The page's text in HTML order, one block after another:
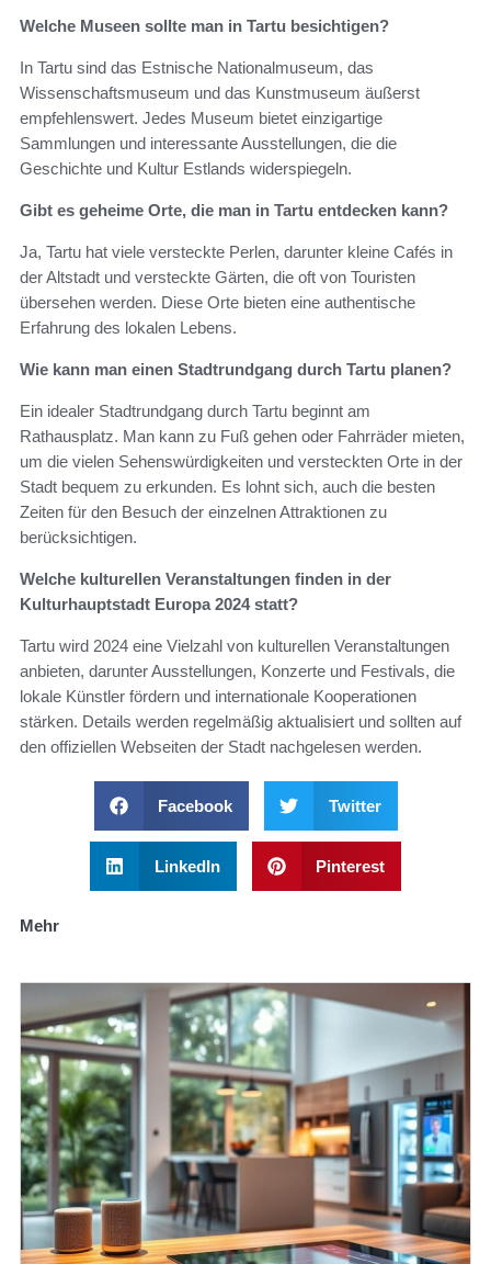
Welche Museen sollte man in Tartu besichtigen?
In Tartu sind das Estnische Nationalmuseum, das
Wissenschaftsmuseum und das Kunstmuseum äußerst
empfehlenswert. Jedes Museum bietet einzigartige
Sammlungen und interessante Ausstellungen, die die
Geschichte und Kultur Estlands widerspiegeln.
Gibt es geheime Orte, die man in Tartu entdecken kann?
Ja, Tartu hat viele versteckte Perlen, darunter kleine Cafés in
der Altstadt und versteckte Gärten, die oft von Touristen
übersehen werden. Diese Orte bieten eine authentische
Erfahrung des lokalen Lebens.
Wie kann man einen Stadtrundgang durch Tartu planen?
Ein idealer Stadtrundgang durch Tartu beginnt am
Rathausplatz. Man kann zu Fuß gehen oder Fahrräder mieten,
um die vielen Sehenswürdigkeiten und versteckten Orte in der
Stadt bequem zu erkunden. Es lohnt sich, auch die besten
Zeiten für den Besuch der einzelnen Attraktionen zu
berücksichtigen.
Welche kulturellen Veranstaltungen finden in der
Kulturhauptstadt Europa 2024 statt?
Tartu wird 2024 eine Vielzahl von kulturellen Veranstaltungen
anbieten, darunter Ausstellungen, Konzerte und Festivals, die
lokale Künstler fördern und internationale Kooperationen
stärken. Details werden regelmäßig aktualisiert und sollten auf
den offiziellen Webseiten der Stadt nachgelesen werden.
Facebook Twitter
LinkedIn Pinterest
Mehr